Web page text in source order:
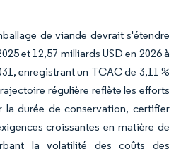
de viande devrait s'étendre
et 12,57 milliards USD en 2026 à
enregistrant un TCAC de 3,11 %
régulière reflète les efforts
la durée de conservation, certifier
croissantes en matière de
la volatilité des coûts des